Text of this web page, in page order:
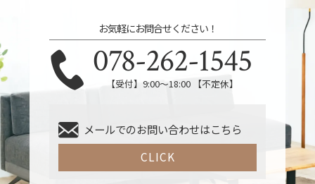
お気軽にお問合せください！
078-262-1545
【受付】9:00～18:00 【不定休】
メールでのお問い合わせはこちら
CLICK